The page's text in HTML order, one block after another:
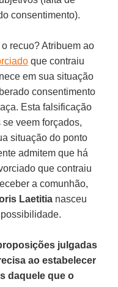
consentimento).
recuo? Atribuem ao
que contraiu
em sua situação
consentimento
Esta falsificação
veem forçados,
situação do ponto
admitem que há
que contraiu
a comunhão,
Laetitia nasceu
julgadas
ao estabelecer
daquele que o